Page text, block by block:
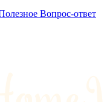
Вопрос-ответ